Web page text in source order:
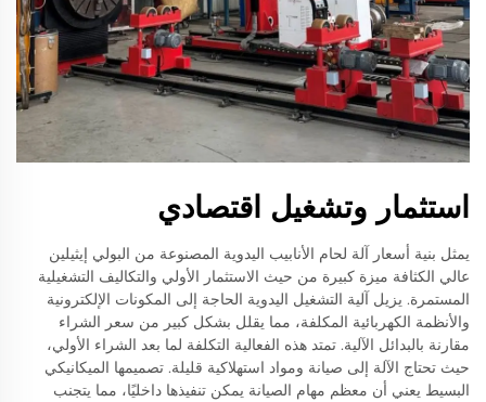
استثمار وتشغيل اقتصادي
يمثل بنية أسعار آلة لحام الأنابيب اليدوية المصنوعة من البولي إيثيلين
عالي الكثافة ميزة كبيرة من حيث الاستثمار الأولي والتكاليف التشغيلية
المستمرة. يزيل آلية التشغيل اليدوية الحاجة إلى المكونات الإلكترونية
والأنظمة الكهربائية المكلفة، مما يقلل بشكل كبير من سعر الشراء
مقارنة بالبدائل الآلية. تمتد هذه الفعالية التكلفة لما بعد الشراء الأولي،
حيث تحتاج الآلة إلى صيانة ومواد استهلاكية قليلة. تصميمها الميكانيكي
البسيط يعني أن معظم مهام الصيانة يمكن تنفيذها داخليًا، مما يتجنب